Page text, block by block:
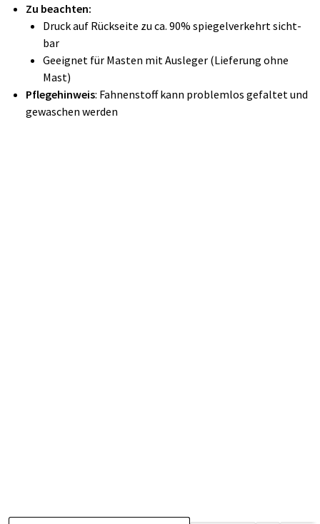
Zu beachten:
Druck auf Rück­sei­te zu ca. 90% spie­gel­ver­kehrt sicht­
bar
Geeignet für Masten mit Ausleger (Lieferung ohne
Mast)
Pflegehinweis: Fah­nen­stoff kann pro­blem­los ge­fal­tet und
ge­wa­schen wer­den